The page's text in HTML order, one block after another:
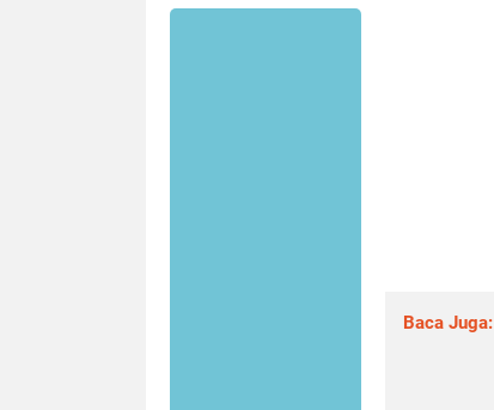
Baca Juga: